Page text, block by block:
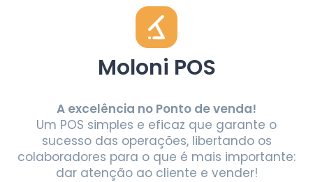
Moloni POS
A excelência no Ponto de venda!
Um POS simples e eficaz que garante o
sucesso das operações, libertando os
colaboradores para o que é mais importante:
dar atenção ao cliente e vender!